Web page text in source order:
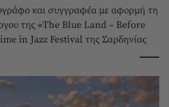
και συγγραφέα με αφορμή τη
της «The Blue Land – Before
in Jazz Festival της Σαρδηνίας